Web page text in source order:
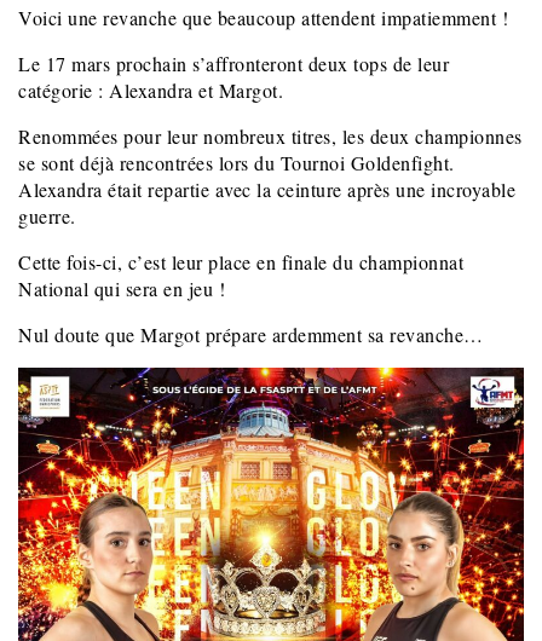
Voici une revanche que beaucoup attendent impatiemment !
Le 17 mars prochain s’affronteront deux tops de leur
catégorie : Alexandra et Margot.
Renommées pour leur nombreux titres, les deux championnes
se sont déjà rencontrées lors du Tournoi Goldenfight.
Alexandra était repartie avec la ceinture après une incroyable
guerre.
Cette fois-ci, c’est leur place en finale du championnat
National qui sera en jeu !
Nul doute que Margot prépare ardemment sa revanche…